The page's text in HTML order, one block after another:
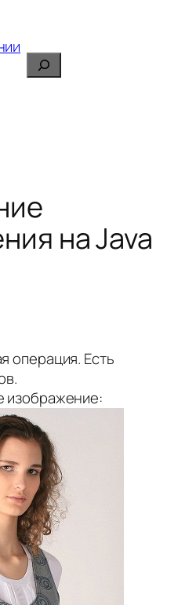
Поиск
на Java
операция. Есть
изображение: